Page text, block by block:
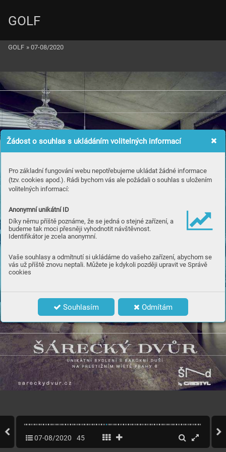
Žádost o souhlas s ukládáním volitelných informací
Pro základní fungování webu nepotřebujeme ukládat žádné informace
(tzv. cookies apod.). Rádi bychom vás ale požádali o souhlas s uložením
volitelných informací:
Anonymní unikátní ID
Díky němu příště poznáme, že se jedná o stejné zařízení, a
budeme tak moci přesněji vyhodnotit návštěvnost.
Identifikátor je zcela anonymní.
Vaše souhlasy a odmítnutí si ukládáme do vašeho zařízení, abychom se
vás už příště znovu neptali. Můžete je kdykoli později upravit ve Správě
cookies
Souhlasím Odmítám
GOLF
GOLF » 07-08/2020
07-08/2020 45